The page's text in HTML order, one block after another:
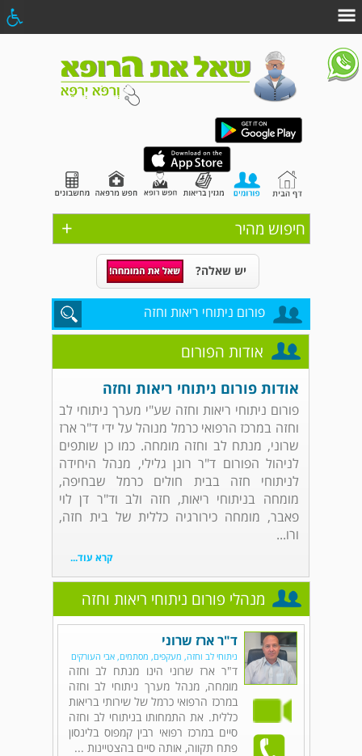
+ חיפוש מהיר
יש שאלה?
פורום ניתוחי ריאות וחזה
אודות הפורום
אודות פורום ניתוחי ריאות וחזה
פורום ניתוחי ריאות וחזה שע"י מערך ניתוחי לב
וחזה במרכז הרפואי כרמל מנוהל על ידי ד"ר ארז
שרוני, מנתח לב וחזה מומחה. כמו כן שותפים
לניהול הפורום ד"ר רונן גלילי, מנהל היחידה
לניתוחי חזה בבית חולים כרמל שבחיפה,
מומחה בניתוחי ריאות, חזה ולב וד"ר דן לוי
פאבר, מומחה כירורגיה כללית של בית חזה,
ורו...
קרא עוד...
מנהלי פורום ניתוחי ריאות וחזה
ד"ר ארז שרוני
ניתוחי לב וחזה, מעקפים, מסתמים, אבי העורקים
ד"ר ארז שרוני הינו מנתח לב וחזה
מומחה, מנהל מערך ניתוחי לב וחזה
במרכז הרפואי כרמל של שירותי בריאות
כללית. את התמחותו בניתוחי לב וחזה
סיים במרכז רפואי רבין קמפוס בלינסון
פתח תקווה, אותה סיים בהצטיינות ...